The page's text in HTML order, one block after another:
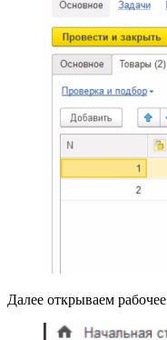
Далее открываем